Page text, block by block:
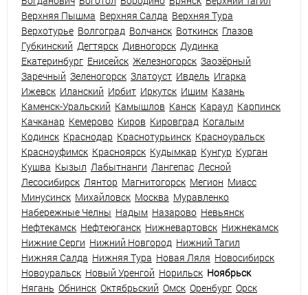
Верхняя Пышма Верхняя Салда Верхняя Тура
Верхотурье Волгоград Волчанск Воткинск Глазов
Губкинский Дегтярск Дивногорск Дудинка
Екатеринбург Енисейск Железногорск Заозёрный
Заречный Зеленогорск Златоуст Ивдель Игарка
Ижевск Иланский Ирбит Иркутск Ишим Казань
Каменск-Уральский Камышлов Канск Караул Карпинск
Качканар Кемерово Киров Кировград Когалым
Кодинск Краснодар Краснотурьинск Красноуральск
Красноуфимск Красноярск Кудымкар Кунгур Курган
Кушва Кызыл Лабытнанги Лангепас Лесной
Лесосибирск Лянтор Магнитогорск Мегион Миасс
Минусинск Михайловск Москва Муравленко
Набережные Челны Надым Назарово Невьянск
Нефтекамск Нефтеюганск Нижневартовск Нижнекамск
Нижние Серги Нижний Новгород Нижний Тагил
Нижняя Салда Нижняя Тура Новая Ляля Новосибирск
Новоуральск Новый Уренгой Норильск Ноябрьск
Нягань Обнинск Октябрьский Омск Оренбург Орск